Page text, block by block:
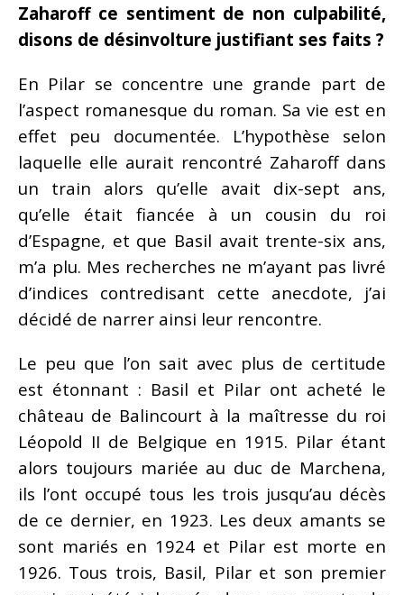
Zaharoff ce sentiment de non culpabilité,
disons de désinvolture justifiant ses faits ?
En Pilar se concentre une grande part de
l’aspect romanesque du roman. Sa vie est en
effet peu documentée. L’hypothèse selon
laquelle elle aurait rencontré Zaharoff dans
un train alors qu’elle avait dix-sept ans,
qu’elle était fiancée à un cousin du roi
d’Espagne, et que Basil avait trente-six ans,
m’a plu. Mes recherches ne m’ayant pas livré
d’indices contredisant cette anecdote, j’ai
décidé de narrer ainsi leur rencontre.
Le peu que l’on sait avec plus de certitude
est étonnant : Basil et Pilar ont acheté le
château de Balincourt à la maîtresse du roi
Léopold II de Belgique en 1915. Pilar étant
alors toujours mariée au duc de Marchena,
ils l’ont occupé tous les trois jusqu’au décès
de ce dernier, en 1923. Les deux amants se
sont mariés en 1924 et Pilar est morte en
1926. Tous trois, Basil, Pilar et son premier